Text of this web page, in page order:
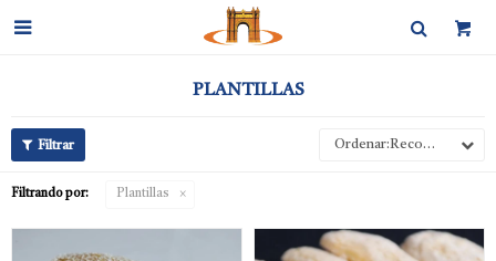

PLANTILLAS
Recomendados
Filtrando por: Plantillas